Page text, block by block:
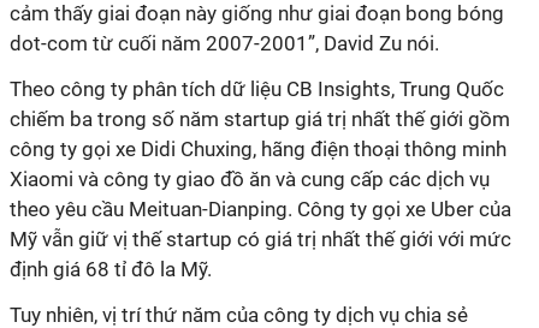
cảm thấy giai đoạn này giống như giai đoạn bong bóng
dot-com từ cuối năm 2007-2001”, David Zu nói.
Theo công ty phân tích dữ liệu CB Insights, Trung Quốc
chiếm ba trong số năm startup giá trị nhất thế giới gồm
công ty gọi xe Didi Chuxing, hãng điện thoại thông minh
Xiaomi và công ty giao đồ ăn và cung cấp các dịch vụ
theo yêu cầu Meituan-Dianping. Công ty gọi xe Uber của
Mỹ vẫn giữ vị thế startup có giá trị nhất thế giới với mức
định giá 68 tỉ đô la Mỹ.
Tuy nhiên, vị trí thứ năm của công ty dịch vụ chia sẻ